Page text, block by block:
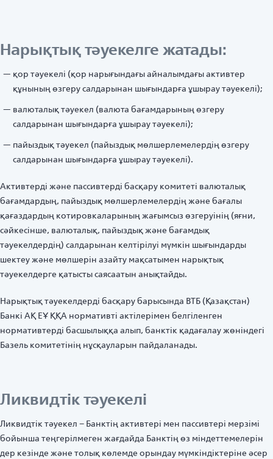
Нарықтық тәуекелге жатады:
қор тәуекелі (қор нарығындағы айналымдағы активтер
құнының өзгеру салдарынан шығындарға ұшырау тәуекелі);
валюталық тәуекел (валюта бағамдарының өзгеру
салдарынан шығындарға ұшырау тәуекелі);
пайыздық тәуекел (пайыздық мөлшерлемелердің өзгеру
салдарынан шығындарға ұшырау тәуекелі).
Активтерді және пассивтерді басқару комитеті валюталық
бағамдардың, пайыздық мөлшерлемелердің және бағалы
қағаздардың котировкаларының жағымсыз өзгеруінің (яғни,
сәйкесінше, валюталық, пайыздық және бағамдық
тәуекелдердің) салдарынан келтірілуі мүмкін шығындарды
шектеу және мөлшерін азайту мақсатымен нарықтық
тәуекелдерге қатысты саясаатын анықтайды.
Нарықтық тәуекелдерді басқару барысында ВТБ (Қазақстан)
Банкі АҚ ЕҰ ҚҚА нормативті актілерімен белгіленген
нормативтерді басшылыққа алып, банктік қадағалау жөніндегі
Базель комитетінің нұсқауларын пайдаланады.
Ликвидтік тәуекелі
Ликвидтік тәуекел – Банктің активтері мен пассивтері мерзімі
бойынша теңгерілмеген жағдайда Банктің өз міндеттемелерін
дер кезінде және толық көлемде орындау мүмкіндіктеріне әсер